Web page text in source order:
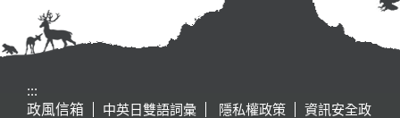
:::
政風信箱
中英日雙語詞彙 隱私權政策
資訊安全政